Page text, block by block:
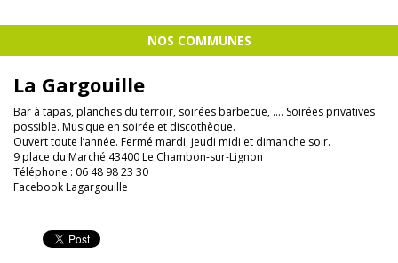
NOS COMMUNES
La Gargouille
Bar à tapas, planches du terroir, soirées barbecue, …. Soirées privatives
possible. Musique en soirée et discothèque.
Ouvert toute l’année. Fermé mardi, jeudi midi et dimanche soir.
9 place du Marché 43400 Le Chambon-sur-Lignon
Téléphone : 06 48 98 23 30
Facebook Lagargouille